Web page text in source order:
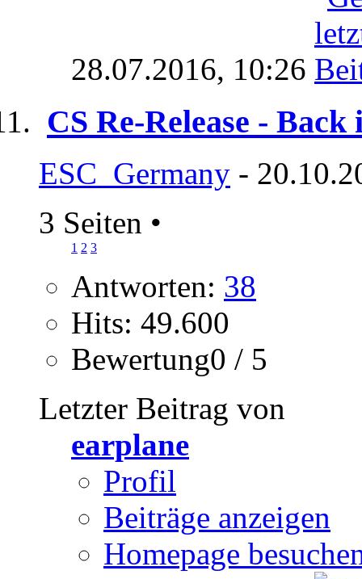
28.07.2016, 10:26
CS Re-Release - Back
ESC_Germany -
3 Seiten •
1 2 3
Antworten: 38
Hits: 49.600
Bewertung0 / 5
Letzter Beitrag von
earplane
Profil
Beiträge anzeigen
Homepage